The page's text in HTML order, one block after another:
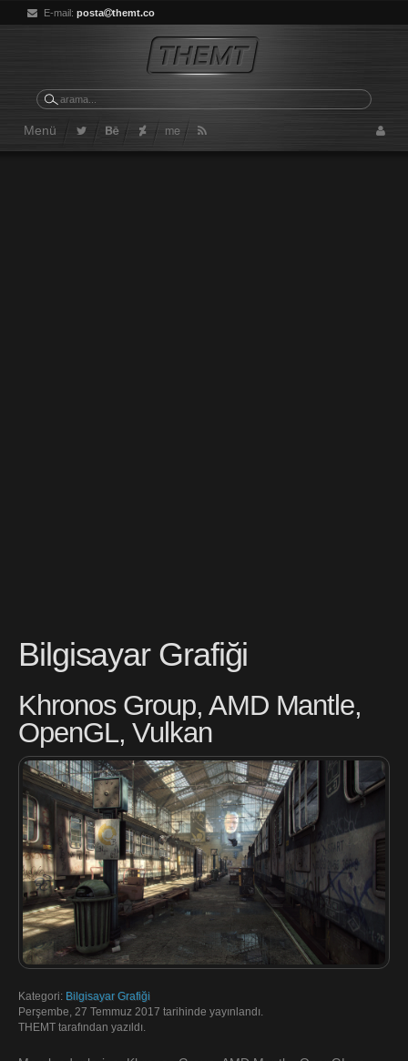
E-mail: posta themt.co
Menü me
Bilgisayar Grafiği
Khronos Group, AMD Mantle,
OpenGL, Vulkan
Kategori: Bilgisayar Grafiği
Perşembe, 27 Temmuz 2017 tarihinde yayınlandı.
THEMT tarafından yazıldı.